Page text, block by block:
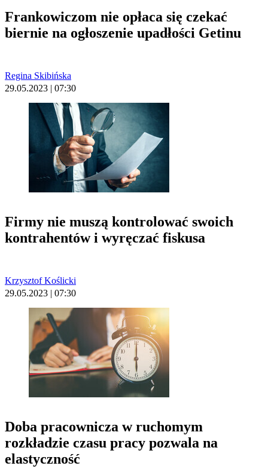
Frankowiczom nie opłaca się czekać
biernie na ogłoszenie upadłości Getinu
Regina Skibińska
29.05.2023 | 07:30
Firmy nie muszą kontrolować swoich
kontrahentów i wyręczać fiskusa
Krzysztof Koślicki
29.05.2023 | 07:30
Doba pracownicza w ruchomym
rozkładzie czasu pracy pozwala na
elastyczność